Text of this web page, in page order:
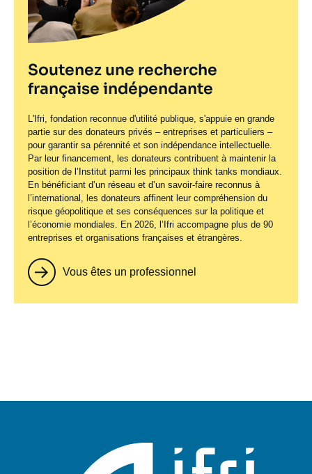
Soutenez une recherche
française indépendante
L'Ifri, fondation reconnue d'utilité publique, s'appuie en grande
partie sur des donateurs privés – entreprises et particuliers –
pour garantir sa pérennité et son indépendance intellectuelle.
Par leur financement, les donateurs contribuent à maintenir la
position de l’Institut parmi les principaux think tanks mondiaux.
En bénéficiant d’un réseau et d’un savoir-faire reconnus à
l’international, les donateurs affinent leur compréhension du
risque géopolitique et ses conséquences sur la politique et
l’économie mondiales. En 2026, l’Ifri accompagne plus de 90
entreprises et organisations françaises et étrangères.
Vous êtes un professionnel